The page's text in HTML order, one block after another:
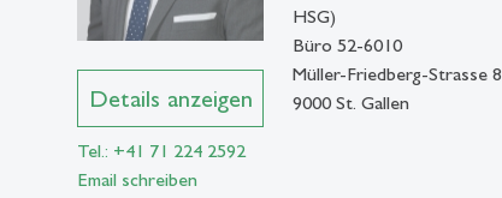
Details anzeigen
Tel.: +41 71 224 2592
Email schreiben
HSG)
Büro 52-6010
Müller-Friedberg-Strasse 8
9000 St. Gallen